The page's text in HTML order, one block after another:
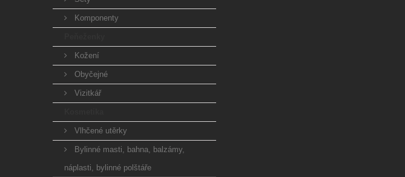
Komponenty
Kožení
Obyčejné
Vizitkář
Vlhčené utěrky
Bylinné masti, bahna, balzámy,
náplasti, bylinné polštáře